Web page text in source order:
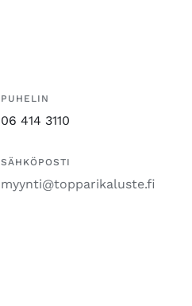
PUHELIN
06 414 3110
SÄHKÖPOSTI
myynti@topparikaluste.fi